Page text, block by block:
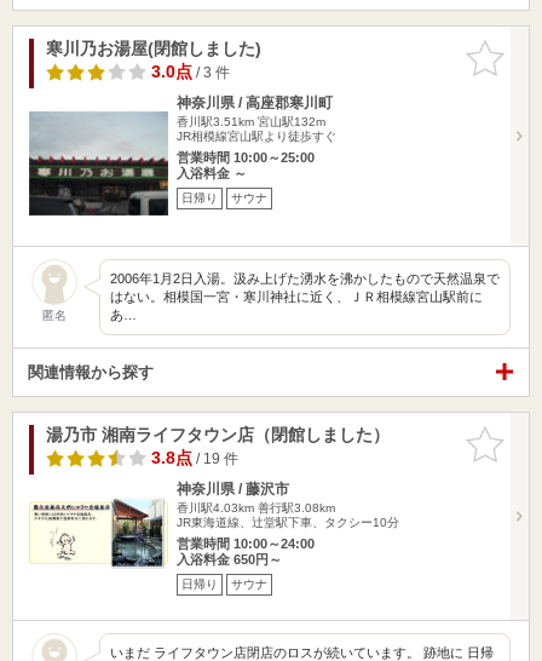
お気に入
りに追加
寒川乃お湯屋(閉館しました)
3.0点/ 3 件
神奈川県 / 高座郡寒川町
香川駅3.51km 宮山駅132m
JR相模線宮山駅より徒歩すぐ
営業時間 10:00～25:00
入浴料金 ～
日帰り サウナ
匿名
2006年1月2日入湯。汲み上げた湧水を沸かしたもので天然温泉で
はない。相模国一宮・寒川神社に近く、ＪＲ相模線宮山駅前に
あ…
関連情報から探す
お気に入
りに追加
湯乃市 湘南ライフタウン店（閉館しました）
3.8点/ 19 件
神奈川県 / 藤沢市
香川駅4.03km 善行駅3.08km
JR東海道線、辻堂駅下車、タクシー10分
営業時間 10:00～24:00
入浴料金 650円～
日帰り サウナ
いまだ ライフタウン店閉店のロスが続いています。 跡地に 日帰